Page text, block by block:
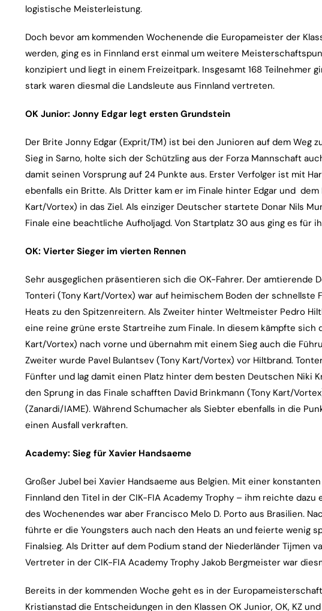
logistische Meisterleistung.
Doch bevor am kommenden Wochenende die Europameister der
werden, ging es in Finnland erst einmal um weitere
konzipiert und liegt in einem Freizeitpark. Insgesamt 168 Teilnehmer
stark waren diesmal die Landsleute aus Finnland vertreten.
OK Junior: Jonny Edgar legt ersten Grundstein
Der Brite Jonny Edgar (Exprit/TM) ist bei den Junioren auf dem Weg
Sieg in Sarno, holte sich der Schützling aus der Forza Mannschaft
damit seinen Vorsprung auf 24 Punkte aus. Erster Verfolger ist mit
ebenfalls ein Britte. Als Dritter kam er im Finale hinter Edgar und dem
Kart/Vortex) in das Ziel. Als einziger Deutscher startete Donar Nils
Finale eine beachtliche Aufholjagd. Von Startplatz 30 aus ging es für
OK: Vierter Sieger im vierten Rennen
Sehr ausgeglichen präsentieren sich die OK-Fahrer. Der amtierende
Tonteri (Tony Kart/Vortex) war auf heimischem Boden der schnellste
Heats zu den Spitzenreitern. Als Zweiter hinter Weltmeister Pedro
eine reine grüne erste Startreihe zum Finale. In diesem kämpfte sich
Kart/Vortex) nach vorne und übernahm mit einem Sieg auch die
Zweiter wurde Pavel Bulantsev (Tony Kart/Vortex) vor Hiltbrand.
Fünfter und lag damit einen Platz hinter dem besten Deutschen Niki
den Sprung in das Finale schafften David Brinkmann (Tony Kart/
(Zanardi/IAME). Während Schumacher als Siebter ebenfalls in die
einen Ausfall verkraften.
Academy: Sieg für Xavier Handsaeme
Großer Jubel bei Xavier Handsaeme aus Belgien. Mit einer
Finnland den Titel in der CIK-FIA Academy Trophy – ihm reichte dazu
des Wochenendes war aber Francisco Melo D. Porto aus Brasilien.
führte er die Youngsters auch nach den Heats an und feierte wenig
Finalsieg. Als Dritter auf dem Podium stand der Niederländer Tijmen
Vertreter in der CIK-FIA Academy Trophy Jakob Bergmeister war
Bereits in der kommenden Woche geht es in der
Kristianstad die Entscheidungen in den Klassen OK Junior, OK, KZ